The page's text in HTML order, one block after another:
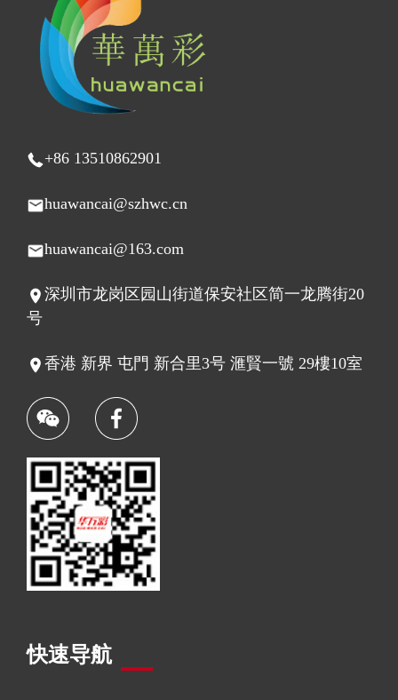
+86 13510862901
huawancai@szhwc.cn
huawancai@163.com
深圳市龙岗区园山街道保安社区简一龙腾街20
号
香港 新界 屯門 新合里3号 滙賢一號 29樓10室
快速导航